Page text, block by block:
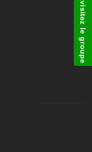
visitez le groupe